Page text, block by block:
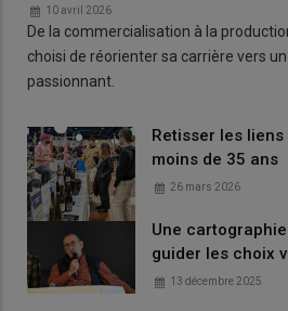
10 avril 2026
De la commercialisation à la
choisi de réorienter sa carrière vers
passionnant.
Retisser les
moins de 35 ans
26 mars 2026
Une
guider les choix
13 décembre 2025